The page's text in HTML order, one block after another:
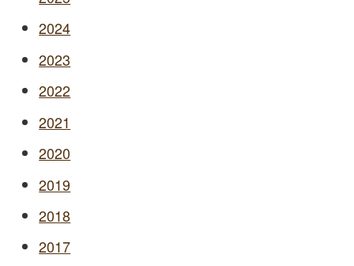
2024
2023
2022
2021
2020
2019
2018
2017